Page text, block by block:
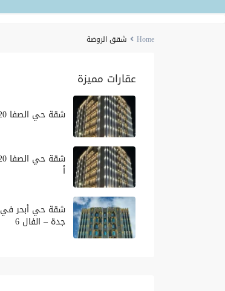
Home شقق الروضة
عقارات مميزة
شقة حي الصفا 220
أ
شقة حي أبحر في
جدة – الفال 6